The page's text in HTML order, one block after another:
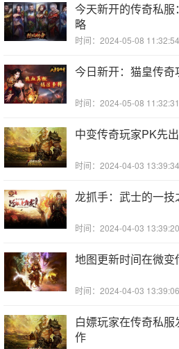
今天新开的传奇私
略
时间：2024-05-08 11:32:54
今日新开：猫皇传奇
时间：2024-05-08 11:32:31
中变传奇玩家PK先
时间：2024-04-03 13:39:34
龙抓手：武士的一技
时间：2024-04-03 13:39:20
地图更新时间在微
时间：2024-04-03 13:39:06
白嫖玩家在传奇私
作